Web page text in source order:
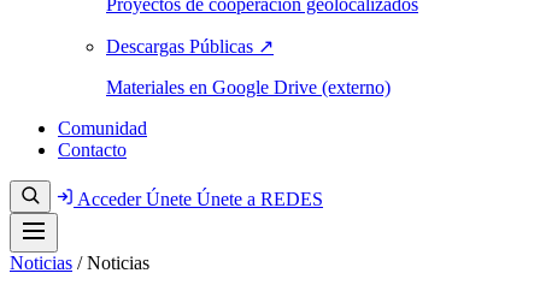
Proyectos de cooperación geolocalizados
Descargas Públicas ↗
Materiales en Google Drive (externo)
Comunidad
Contacto
AccederÚnete Únete a REDES
Noticias / Noticias